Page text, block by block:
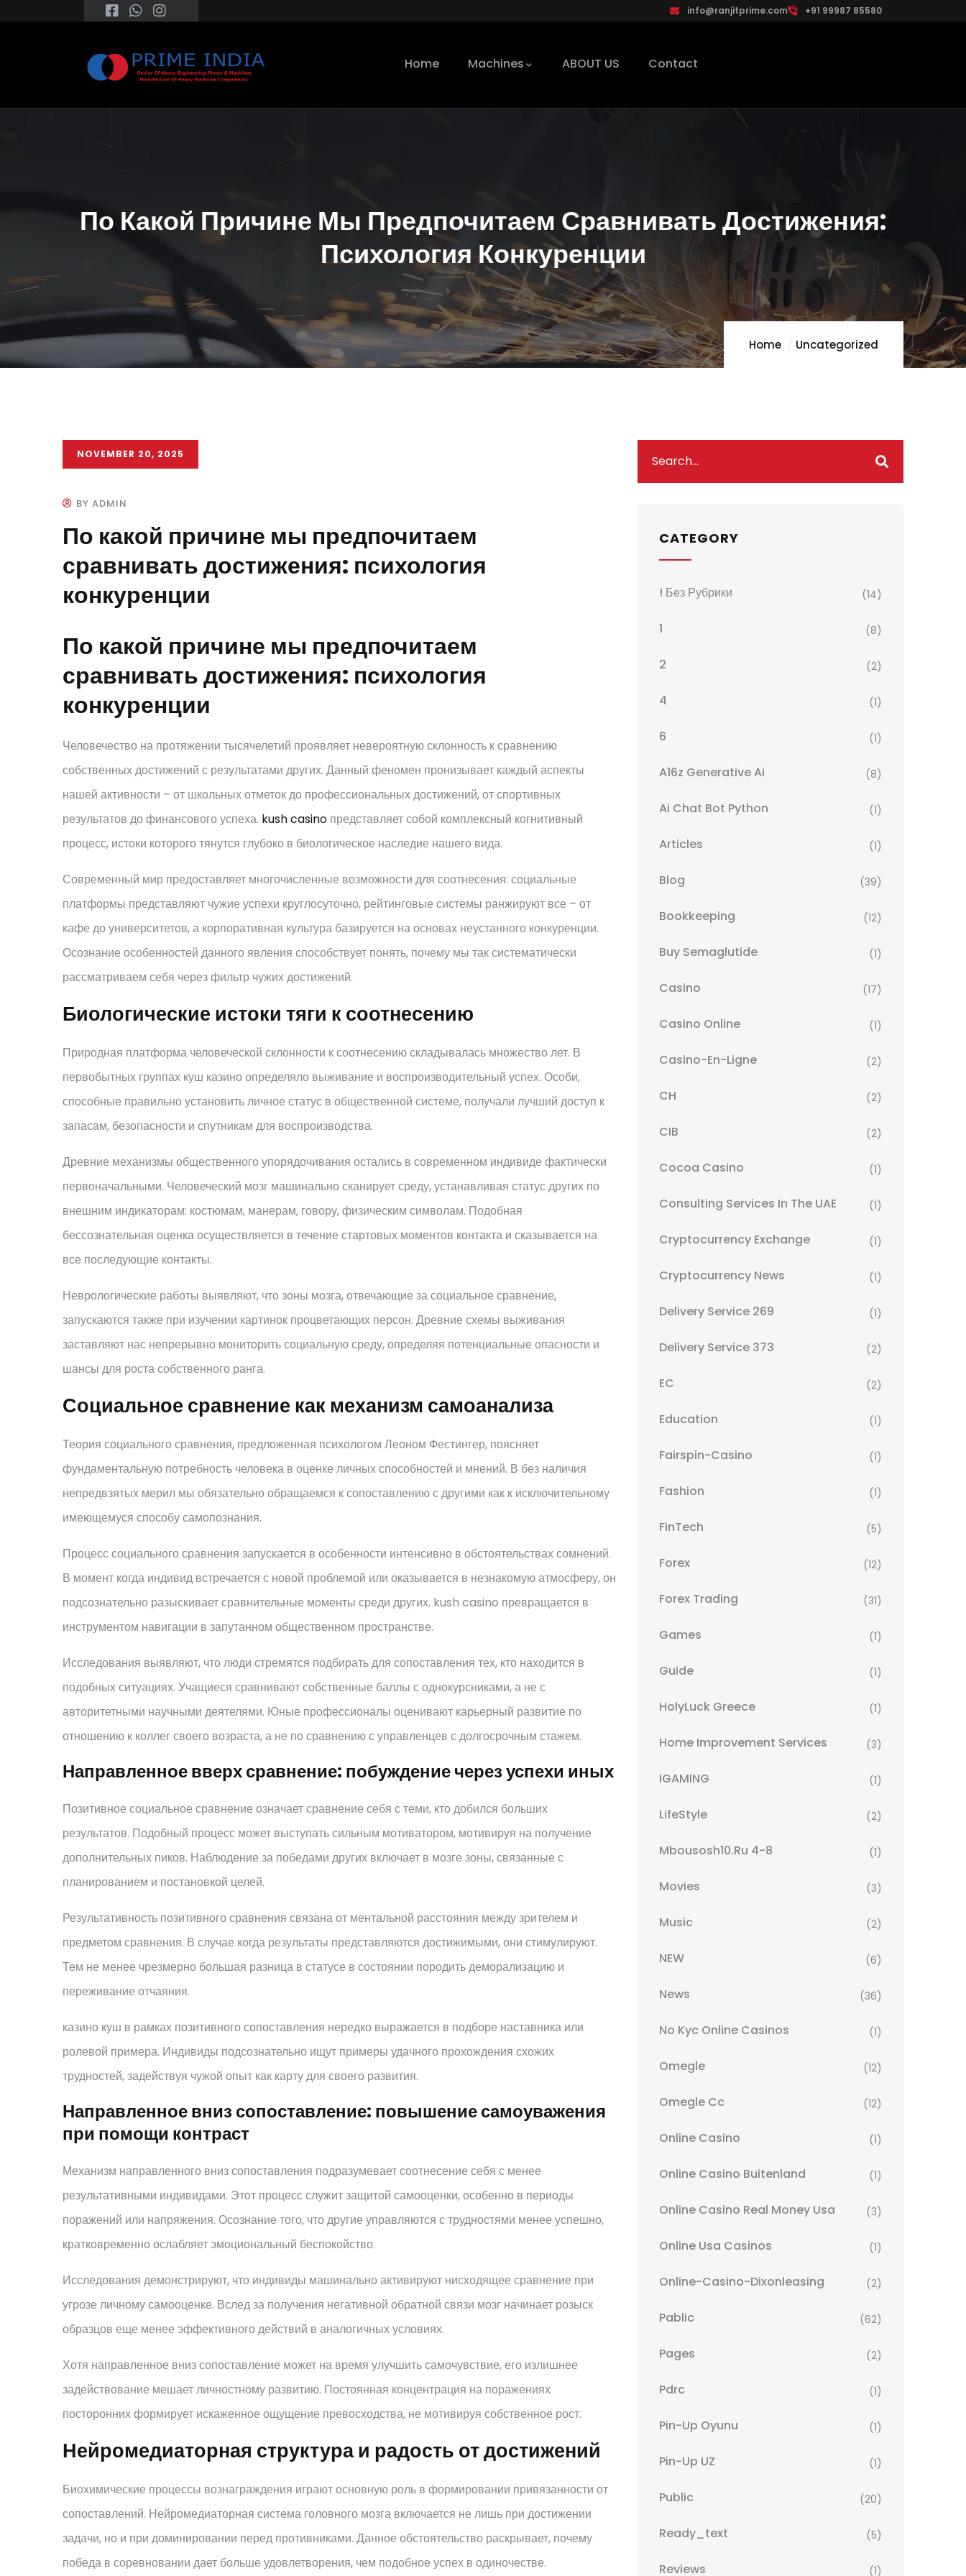
info@ranjitprime.com +91 99987 85580
Home Machines ABOUT US Contact
По Какой Причине Мы Предпочитаем Сравнивать Достижения:
Психология Конкуренции
Home Uncategorized
NOVEMBER 20, 2025
BY ADMIN
По какой причине мы предпочитаем
сравнивать достижения: психология
конкуренции
По какой причине мы предпочитаем
сравнивать достижения: психология
конкуренции
Человечество на протяжении тысячелетий проявляет невероятную склонность к сравнению
собственных достижений с результатами других. Данный феномен пронизывает каждый аспекты
нашей активности – от школьных отметок до профессиональных достижений, от спортивных
результатов до финансового успеха. kush casino представляет собой комплексный когнитивный
процесс, истоки которого тянутся глубоко в биологическое наследие нашего вида.
Современный мир предоставляет многочисленные возможности для соотнесения: социальные
платформы представляют чужие успехи круглосуточно, рейтинговые системы ранжируют все – от
кафе до университетов, а корпоративная культура базируется на основах неустанного конкуренции.
Осознание особенностей данного явления способствует понять, почему мы так систематически
рассматриваем себя через фильтр чужих достижений.
Биологические истоки тяги к соотнесению
Природная платформа человеческой склонности к соотнесению складывалась множество лет. В
первобытных группах куш казино определяло выживание и воспроизводительный успех. Особи,
способные правильно установить личное статус в общественной системе, получали лучший доступ к
запасам, безопасности и спутникам для воспроизводства.
Древние механизмы общественного упорядочивания остались в современном индивиде фактически
первоначальными. Человеческий мозг машинально сканирует среду, устанавливая статус других по
внешним индикаторам: костюмам, манерам, говору, физическим символам. Подобная
бессознательная оценка осуществляется в течение стартовых моментов контакта и сказывается на
все последующие контакты.
Неврологические работы выявляют, что зоны мозга, отвечающие за социальное сравнение,
запускаются также при изучении картинок процветающих персон. Древние схемы выживания
заставляют нас непрерывно мониторить социальную среду, определяя потенциальные опасности и
шансы для роста собственного ранга.
Социальное сравнение как механизм самоанализа
Теория социального сравнения, предложенная психологом Леоном Фестингер, поясняет
фундаментальную потребность человека в оценке личных способностей и мнений. В без наличия
непредвзятых мерил мы обязательно обращаемся к сопоставлению с другими как к исключительному
имеющемуся способу самопознания.
Процесс социального сравнения запускается в особенности интенсивно в обстоятельствах сомнений.
В момент когда индивид встречается с новой проблемой или оказывается в незнакомую атмосферу, он
подсознательно разыскивает сравнительные моменты среди других. kush casino превращается в
инструментом навигации в запутанном общественном пространстве.
Исследования выявляют, что люди стремятся подбирать для сопоставления тех, кто находится в
подобных ситуациях. Учащиеся сравнивают собственные баллы с однокурсниками, а не с
авторитетными научными деятелями. Юные профессионалы оценивают карьерный развитие по
отношению к коллег своего возраста, а не по сравнению с управленцев с долгосрочным стажем.
Направленное вверх сравнение: побуждение через успехи иных
Позитивное социальное сравнение означает сравнение себя с теми, кто добился больших
результатов. Подобный процесс может выступать сильным мотиватором, мотивируя на получение
дополнительных пиков. Наблюдение за победами других включает в мозге зоны, связанные с
планированием и постановкой целей.
Результативность позитивного сравнения связана от ментальной расстояния между зрителем и
предметом сравнения. В случае когда результаты представляются достижимыми, они стимулируют.
Тем не менее чрезмерно большая разница в статусе в состоянии породить деморализацию и
переживание отчаяния.
казино куш в рамках позитивного сопоставления нередко выражается в подборе наставника или
ролевой примера. Индивиды подсознательно ищут примеры удачного прохождения схожих
трудностей, задействуя чужой опыт как карту для своего развития.
Направленное вниз сопоставление: повышение самоуважения
при помощи контраст
Механизм направленного вниз сопоставления подразумевает соотнесение себя с менее
результативными индивидами. Этот процесс служит защитой самооценки, особенно в периоды
поражений или напряжения. Осознание того, что другие управляются с трудностями менее успешно,
кратковременно ослабляет эмоциональный беспокойство.
Исследования демонстрируют, что индивиды машинально активируют нисходящее сравнение при
угрозе личному самооценке. Вслед за получения негативной обратной связи мозг начинает розыск
образцов еще менее эффективного действий в аналогичных условиях.
Хотя направленное вниз сопоставление может на время улучшить самочувствие, его излишнее
задействование мешает личностному развитию. Постоянная концентрация на поражениях
посторонних формирует искаженное ощущение превосходства, не мотивируя собственное рост.
Нейромедиаторная структура и радость от достижений
Биохимические процессы вознаграждения играют основную роль в формировании привязанности от
сопоставлений. Нейромедиаторная система головного мозга включается не лишь при достижении
задачи, но и при доминировании перед противниками. Данное обстоятельство раскрывает, почему
победа в соревновании дает больше удовлетворения, чем подобное успех в одиночестве.
CATEGORY
! Без Рубрики (14)
1 (8)
2 (2)
4 (1)
6 (1)
A16z Generative Ai (8)
Ai Chat Bot Python (1)
Articles (1)
Blog (39)
Bookkeeping (12)
Buy Semaglutide (1)
Casino (17)
Casino Online (1)
Casino-En-Ligne (2)
CH (2)
CIB (2)
Cocoa Casino (1)
Consulting Services In The UAE (1)
Cryptocurrency Exchange (1)
Cryptocurrency News (1)
Delivery Service 269 (1)
Delivery Service 373 (2)
EC (2)
Education (1)
Fairspin-Casino (1)
Fashion (1)
FinTech (5)
Forex (12)
Forex Trading (31)
Games (1)
Guide (1)
HolyLuck Greece (1)
Home Improvement Services (3)
IGAMING (1)
LifeStyle (2)
Mbousosh10.ru 4-8 (1)
Movies (3)
Music (2)
NEW (6)
News (36)
No Kyc Online Casinos (1)
Omegle (12)
Omegle Cc (12)
Online Casino (1)
Online Casino Buitenland (1)
Online Casino Real Money Usa (3)
Online Usa Casinos (1)
Online-Casino-Dixonleasing (2)
Pablic (62)
Pages (2)
Pdrc (1)
Pin-Up Oyunu (1)
Pin-Up UZ (1)
Public (20)
Ready_text (5)
Reviews (1)